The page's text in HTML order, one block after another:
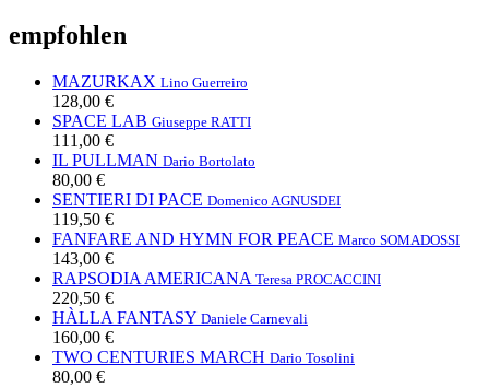
empfohlen
MAZURKAX Lino Guerreiro
128,00 €
SPACE LAB Giuseppe RATTI
111,00 €
IL PULLMAN Dario Bortolato
80,00 €
SENTIERI DI PACE Domenico AGNUSDEI
119,50 €
FANFARE AND HYMN FOR PEACE Marco SOMADOSSI
143,00 €
RAPSODIA AMERICANA Teresa PROCACCINI
220,50 €
HÀLLA FANTASY Daniele Carnevali
160,00 €
TWO CENTURIES MARCH Dario Tosolini
80,00 €